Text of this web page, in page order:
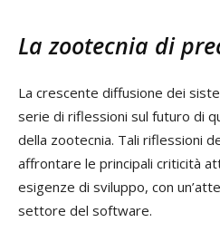
La zootecnia di
La crescente diffusione dei
serie di riflessioni sul futuro di
della zootecnia. Tali riflessioni
affrontare le principali criticità
esigenze di sviluppo, con
settore del software.